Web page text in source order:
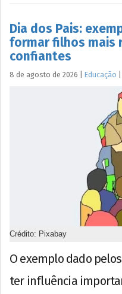
Dia dos Pais:
formar filhos mais
confiantes
8 de agosto de 2026 Educação
Crédito: Pixabay
O exemplo dado
ter influência